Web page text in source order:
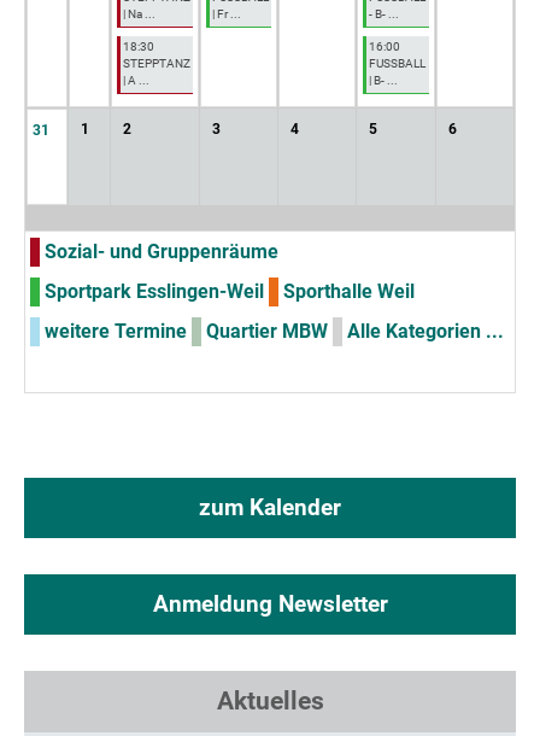
| Na ...
18:30
STEPPTANZ
| A ...
| Fr ...
- B- ...
16:00
FUSSBALL
| B- ...
31 1 2 3 4 5 6
Sozial- und Gruppenräume
Sportpark Esslingen-Weil
Sporthalle Weil
weitere Termine
Quartier MBW Alle Kategorien ...
zum Kalender
Anmeldung Newsletter
Aktuelles